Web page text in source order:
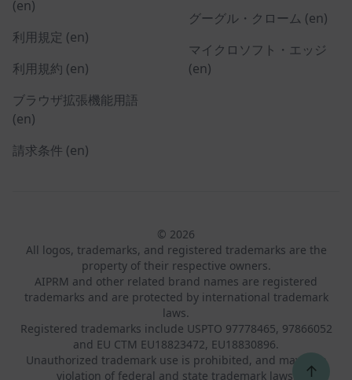
(en)
利用規定 (en)
利用規約 (en)
ブラウザ拡張機能用語
(en)
請求条件 (en)
グーグル・クローム (en)
マイクロソフト・エッジ
(en)
© 2026
All logos, trademarks, and registered trademarks are the
property of their respective owners.
AIPRM and other related brand names are registered
trademarks and are protected by international trademark
laws.
Registered trademarks include USPTO 97778465, 97866052
and EU CTM EU18823472, EU18830896.
Unauthorized trademark use is prohibited, and may be a
violation of federal and state trademark laws.
↑